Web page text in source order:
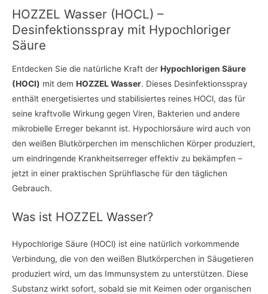
HOZZEL Wasser (HOCL) –
Desinfektionsspray mit Hypochloriger
Säure
Entdecken Sie die natürliche Kraft der Hypochlorigen Säure
(HOCl) mit dem HOZZEL Wasser. Dieses Desinfektionsspray
enthält energetisiertes und stabilisiertes reines HOCl, das für
seine kraftvolle Wirkung gegen Viren, Bakterien und andere
mikrobielle Erreger bekannt ist. Hypochlorsäure wird auch von
den weißen Blutkörperchen im menschlichen Körper produziert,
um eindringende Krankheitserreger effektiv zu bekämpfen –
jetzt in einer praktischen Sprühflasche für den täglichen
Gebrauch.
Was ist HOZZEL Wasser?
Hypochlorige Säure (HOCl) ist eine natürlich vorkommende
Verbindung, die von den weißen Blutkörperchen in Säugetieren
produziert wird, um das Immunsystem zu unterstützen. Diese
Substanz wirkt sofort, sobald sie mit Keimen oder organischen